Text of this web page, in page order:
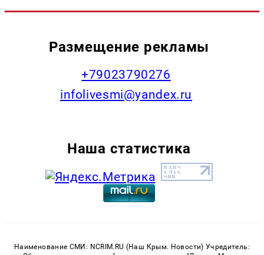
Размещение рекламы
+79023790276
infolivesmi@yandex.ru
Наша статистика
Наименование СМИ: NCRIM.RU (Наш Крым. Новости) Учредитель: